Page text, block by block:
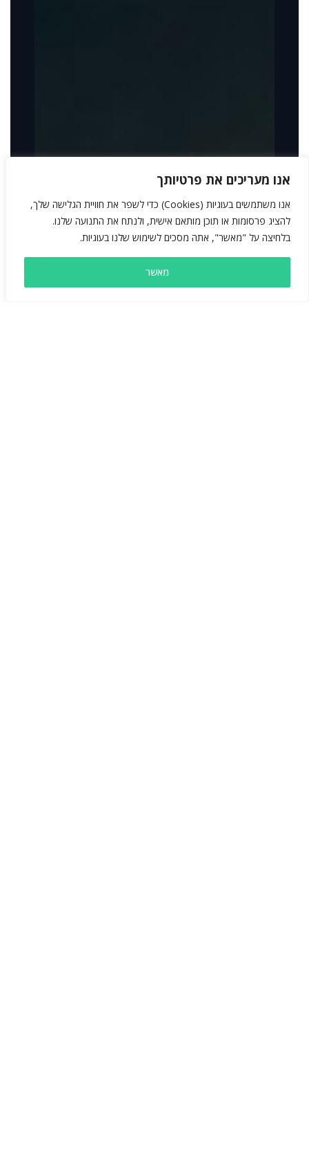
אנו מעריכים את פרטיותך
אנו משתמשים בעוגיות (Cookies) כדי לשפר את חוויית הגלישה שלך,
להציג פרסומות או תוכן מותאם אישית, ולנתח את התנועה שלנו.
בלחיצה על "מאשר", אתה מסכים לשימוש שלנו בעוגיות.
מאשר